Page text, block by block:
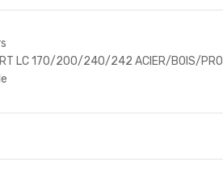
LC 170/200/240/242 ACIER/BOIS/PRO